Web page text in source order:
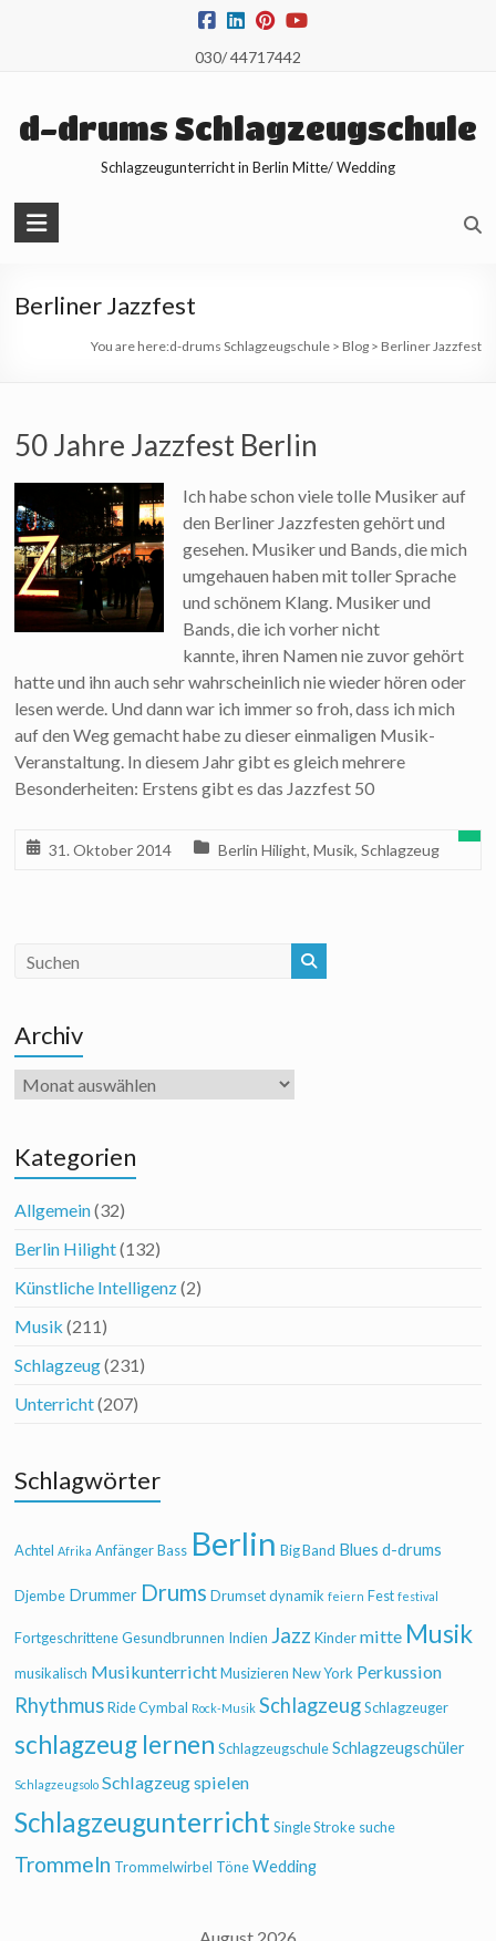
030/ 44717442
d-drums Schlagzeugschule
Schlagzeugunterricht in Berlin Mitte/ Wedding
Berliner Jazzfest
You are here:d-drums Schlagzeugschule> Blog> Berliner Jazzfest
50 Jahre Jazzfest Berlin
Ich habe schon viele tolle Musiker auf
den Berliner Jazzfesten gehört und
gesehen. Musiker und Bands, die mich
umgehauen haben mit toller Sprache
und schönem Klang. Musiker und
Bands, die ich vorher nicht
kannte, ihren Namen nie zuvor gehört
hatte und ihn auch sehr wahrscheinlich nie wieder hören oder
lesen werde. Und dann war ich immer so froh, dass ich mich
auf den Weg gemacht habe zu dieser einmaligen Musik-
Veranstaltung. In diesem Jahr gibt es gleich mehrere
Besonderheiten: Erstens gibt es das Jazzfest 50
31. Oktober 2014 Berlin Hilight,Musik,Schlagzeug
Archiv
Archiv
Kategorien
Allgemein(32)
Berlin Hilight(132)
Künstliche Intelligenz(2)
Musik (211)
Schlagzeug(231)
Unterricht(207)
Schlagwörter
Achtel Afrika Anfänger Bass Berlin Big Band Blues d-drums
Djembe Drummer Drums Drumset dynamik feiern Fest festival
Fortgeschrittene Gesundbrunnen Indien Jazz Kinder mitte Musik
musikalisch Musikunterricht Musizieren New York Perkussion
Rhythmus Ride Cymbal Rock-Musik Schlagzeug Schlagzeuger
schlagzeug lernen Schlagzeugschule Schlagzeugschüler
Schlagzeugsolo Schlagzeug spielen
Schlagzeugunterricht Single Stroke suche
Trommeln Trommelwirbel Töne Wedding